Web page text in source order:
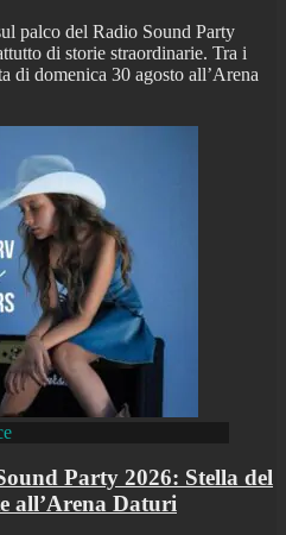
palco del Radio Sound Party
di storie straordinarie. Tra i
di domenica 30 agosto all’Arena
Party 2026: Stella del
all’Arena Daturi